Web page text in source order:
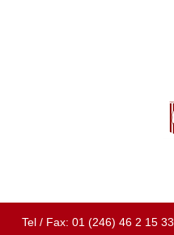
Tel / Fax: 01 (246) 46 2 15 33